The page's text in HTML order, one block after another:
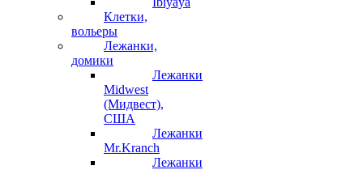
Клетки,
вольеры
Лежанки,
домики
Лежанки
Midwest
(Мидвест),
США
Лежанки
Mr.Kranch
Лежанки